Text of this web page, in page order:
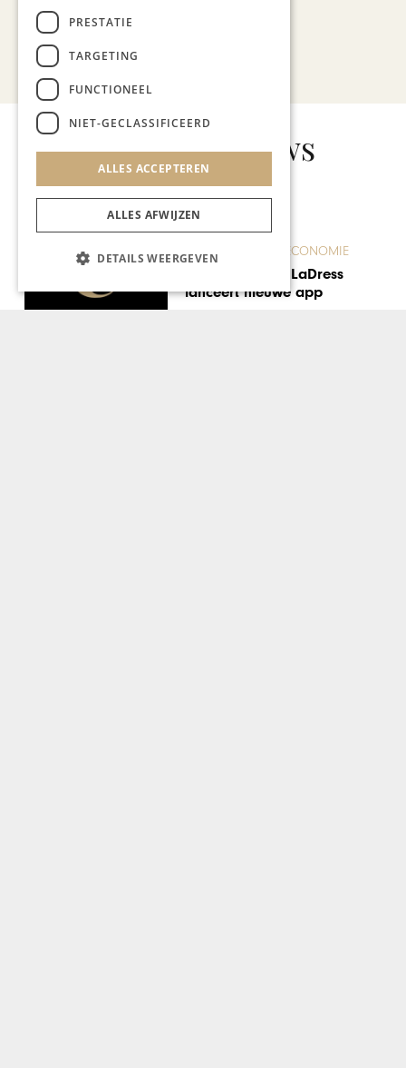
Bekijk alle artikelen
Gerelateerd nieuws
KUNST & CULTUUR
Nao Väöre bestrijdt
verborgen armoede
PRESTATIE
TARGETING
FUNCTIONEEL
NIET-GECLASSIFICEERD
ALLES ACCEPTEREN
ALLES AFWIJZEN
DETAILS WEERGEVEN